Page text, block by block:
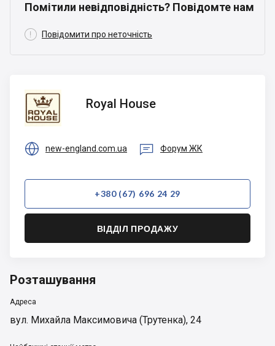
Помітили невідповідність? Повідомте нам
 Повідомити про неточність
Royal
House
Royal House
 new-england.com.ua  Форум ЖК
+380 (67) 696 24 29
ВІДДІЛ ПРОДАЖУ
Розташування
Адреса
вул. Михайла Максимовича (Трутенка), 24